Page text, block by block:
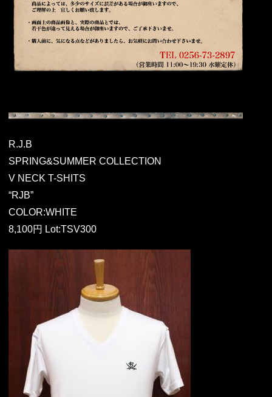
R.J.B
SPRING&SUMMER COLLECTION
V NECK T-SHITS
“RJB”
COLOR:WHITE
8,100円 Lot:TSV300